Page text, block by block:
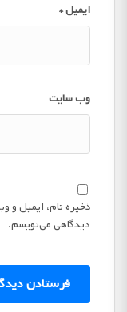
ایمیل*
وب‌ سایت
ذخیره نام، ایمیل و
دیدگاهی می‌نویسم.